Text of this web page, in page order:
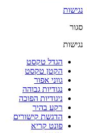
נגישות
סגור
נגישות
הגדל טקסט
הקטן טקסט
גווני אפור
נגודיות גבוהה
ניגודיות הפוכה
רקע בהיר
הדגשת קישורים
פונט קריא